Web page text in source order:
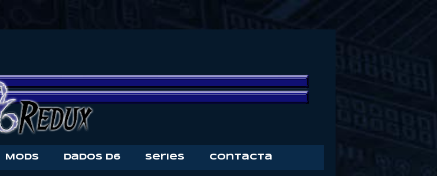
Mods Dados D6 Series Contacta